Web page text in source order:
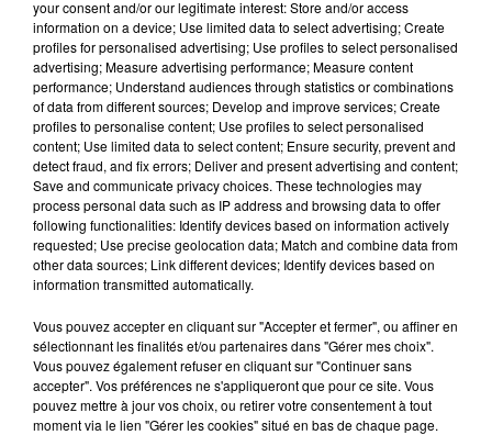
ALEX WARREN
Fever Dream
DJ GOJA & JASON DERULO &
MELODY
Mi Chico
A L'ANTENNE
your consent and/or our legitimate interest: Store and/or access
information on a device; Use limited data to select advertising; Create
profiles for personalised advertising; Use profiles to select personalised
advertising; Measure advertising performance; Measure content
performance; Understand audiences through statistics or combinations
of data from different sources; Develop and improve services; Create
profiles to personalise content; Use profiles to select personalised
content; Use limited data to select content; Ensure security, prevent and
detect fraud, and fix errors; Deliver and present advertising and content;
Save and communicate privacy choices. These technologies may
process personal data such as IP address and browsing data to offer
following functionalities: Identify devices based on information actively
requested; Use precise geolocation data; Match and combine data from
other data sources; Link different devices; Identify devices based on
information transmitted automatically.
Vous pouvez accepter en cliquant sur "Accepter et fermer", ou affiner en
sélectionnant les finalités et/ou partenaires dans "Gérer mes choix".
Vous pouvez également refuser en cliquant sur "Continuer sans
accepter". Vos préférences ne s'appliqueront que pour ce site. Vous
pouvez mettre à jour vos choix, ou retirer votre consentement à tout
moment via le lien "Gérer les cookies" situé en bas de chaque page.